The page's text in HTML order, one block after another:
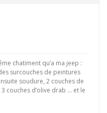
chatiment qu’a ma jeep :
surcouches de peintures
soudure, 2 couches de
couches d’olive drab … et le